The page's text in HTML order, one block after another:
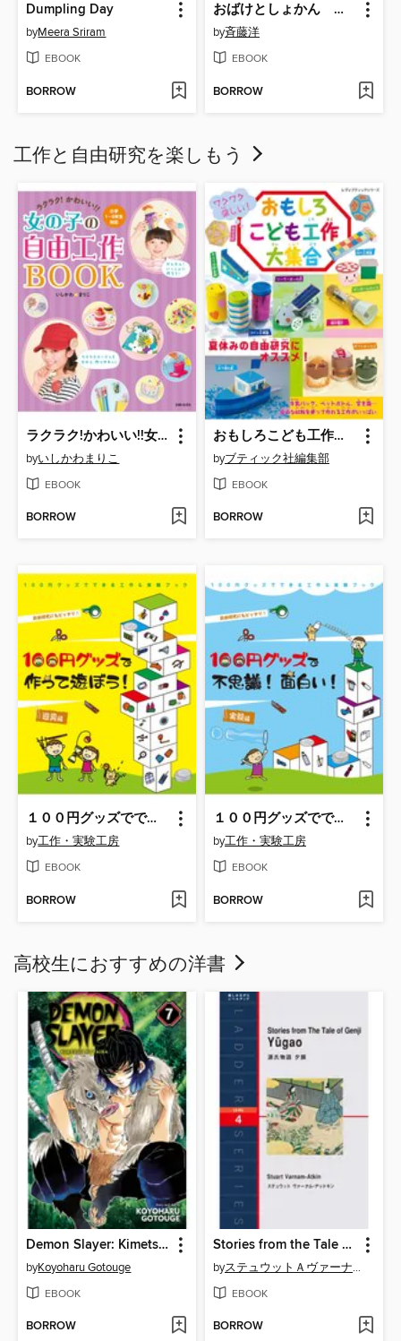
Dumpling Day
byMeera Sriram
EBOOK
BORROW
おばけとしょかん きえた本のなぞ
by斉藤洋
EBOOK
BORROW
工作と自由研究を楽しもう
ラクラク!かわいい!!女の子の自由工作ＢＯＯＫ
byいしかわまりこ
EBOOK
BORROW
おもしろこども工作大集合
byブティック社編集部
EBOOK
BORROW
１００円グッズでできる工作＆実験ブック１ １００円グッズで作って遊ぼう!遊具編
by工作・実験工房
EBOOK
BORROW
１００円グッズでできる工作＆実験ブック２ １００円グッズで不思議!面白い!実験編
by工作・実験工房
EBOOK
BORROW
高校生におすすめの洋書
Demon Slayer: Kimetsu no Yaiba, Volume 7
byKoyoharu Gotouge
EBOOK
BORROW
Stories from the Tale of Genji Yugao 源氏物語 夕顔
by ステュウットＡヴァーナム－アットキン
EBOOK
BORROW